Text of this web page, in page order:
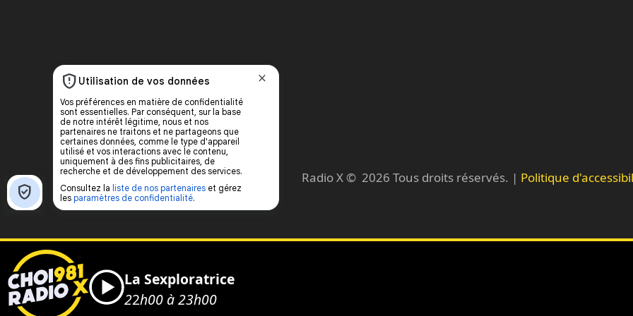
Radio X © 2026 Tous droits réservés. | Politique
La Sexploratrice
22h00 à 23h00